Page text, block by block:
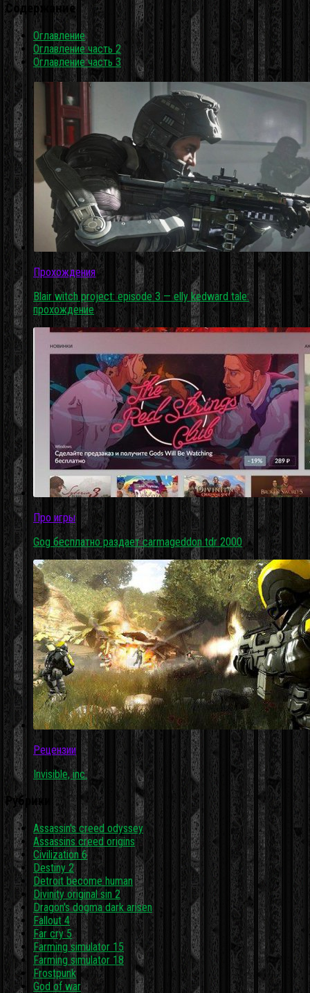
Содержание
Оглавление
Оглавление часть 2
Оглавление часть 3
Прохождения
Blair witch project: episode 3 — elly kedward tale:
прохождение
Про игры
Gog бесплатно раздает carmageddon tdr 2000
Рецензии
Invisible, inc.
Рубрики
Assassin's creed odyssey
Assassins creed origins
Civilization 6
Destiny 2
Detroit become human
Divinity original sin 2
Dragon's dogma dark arisen
Fallout 4
Far cry 5
Farming simulator 15
Farming simulator 18
Frostpunk
God of war